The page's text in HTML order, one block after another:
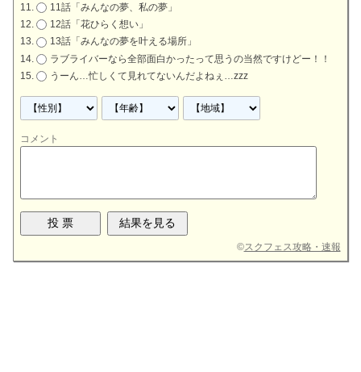
11話「みんなの夢、私の夢」
12話「花ひらく想い」
13話「みんなの夢を叶える場所」
ラブライバーなら全部面白かったって思うの当然ですけどー！！
うーん…忙しくて見れてないんだよねぇ…zzz
コメント
©スクフェス攻略・速報